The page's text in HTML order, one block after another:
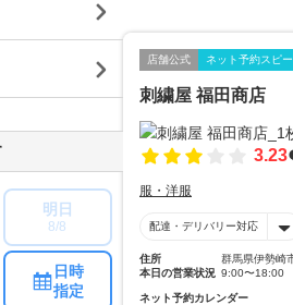
店舗公式 ネット予約スピ
刺繍屋 福田商店
3.23
服・洋服
配達・デリバリー対応
住所
群馬県伊勢崎
本日の営業状況 9:00〜18:00
ネット予約カレンダー
明日
8/8
日時
指定